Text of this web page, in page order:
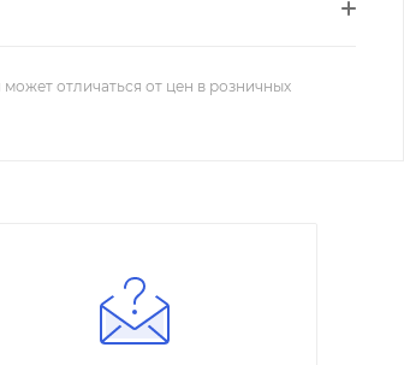
отличаться от цен в розничных